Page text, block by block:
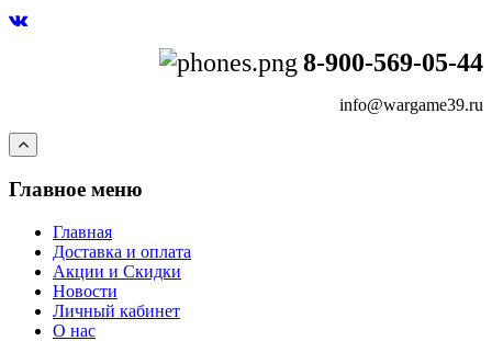
8-900-569-05-44
info@wargame39.ru
Главное меню
Главная
Доставка и оплата
Акции и Скидки
Новости
Личный кабинет
О нас